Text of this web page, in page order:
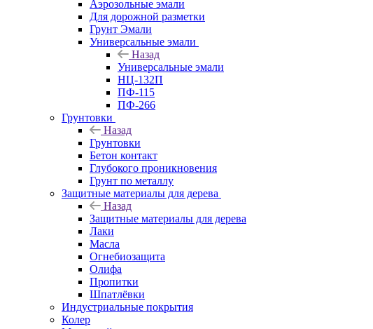
Аэрозольные эмали
Для дорожной разметки
Грунт Эмали
Универсальные эмали
Назад
Универсальные эмали
НЦ-132П
ПФ-115
ПФ-266
Грунтовки
Назад
Грунтовки
Бетон контакт
Глубокого проникновения
Грунт по металлу
Защитные материалы для дерева
Назад
Защитные материалы для дерева
Лаки
Масла
Огнебиозащита
Олифа
Пропитки
Шпатлёвки
Индустриальные покрытия
Колер